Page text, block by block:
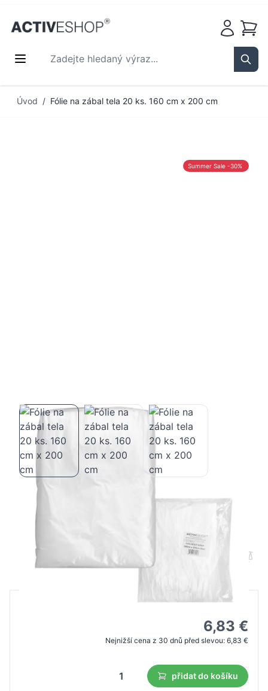
Zadejte hledaný výraz...
Košík
Úvod / Fólie na zábal tela 20 ks. 160 cm x 200 cm
Summer Sale -30%
Fólie na zábal tela 20 ks. 160 cm x 200
6,83 €
Nejnižší cena z 30 dnů před slevou: 6,83 €
přidat do košíku